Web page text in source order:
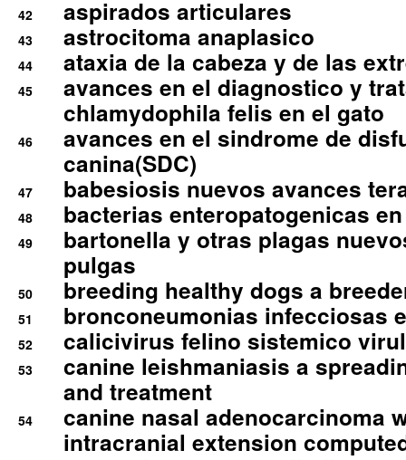
42 aspirados articulares
43 astrocitoma anaplasico
44 ataxia de la cabeza y de las
45
avances en el diagnostico y
chlamydophila felis en el gato
46
avances en el sindrome de
canina(SDC)
47 babesiosis nuevos avances
48 bacterias enteropatogenicas
49
bartonella y otras plagas
pulgas
50 breeding healthy dogs a
51 bronconeumonias infecciosas
52 calicivirus felino sistemico
53
canine leishmaniasis a
and treatment
54
canine nasal adenocarcinoma
intracranial extension